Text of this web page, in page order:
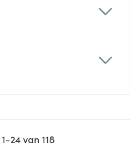
1-24van118